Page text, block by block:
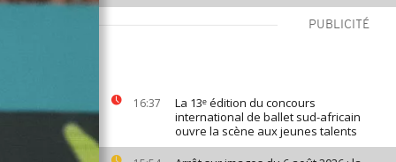
PUBLICITÉ
16:37
La 13ᵉ édition du concours
international de ballet sud-africain
ouvre la scène aux jeunes talents